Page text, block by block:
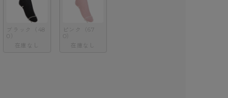
ブラック（48
在庫なし
ピンク（67
在庫なし